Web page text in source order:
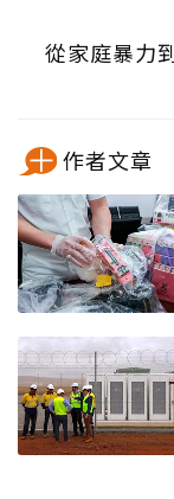
從家庭暴力
作者文章